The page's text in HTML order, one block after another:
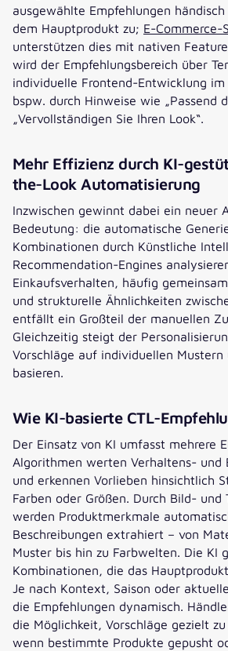
ausgewählte Empfehlungen
dem Hauptprodukt zu; E-Commerce-
unterstützen dies mit nativen
wird der Empfehlungsbereich über
individuelle Frontend-Entwicklung
bspw. durch Hinweise wie „Passend
„Vervollständigen Sie Ihren Look“.
Mehr Effizienz durch KI-
the-Look Automatisierung
Inzwischen gewinnt dabei ein neuer
Bedeutung: die automatische
Kombinationen durch Künstliche
Recommendation-Engines
Einkaufsverhalten, häufig
und strukturelle Ähnlichkeiten
entfällt ein Großteil der manuellen
Gleichzeitig steigt der
Vorschläge auf individuellen Mustern
basieren.
Wie KI-basierte CTL-
Der Einsatz von KI umfasst mehrere
Algorithmen werten Verhaltens- und
und erkennen Vorlieben hinsichtlich
Farben oder Größen. Durch Bild- und
werden Produktmerkmale
Beschreibungen extrahiert – von
Muster bis hin zu Farbwelten. Die KI
Kombinationen, die das
Je nach Kontext, Saison oder
die Empfehlungen dynamisch.
die Möglichkeit, Vorschläge gezielt
wenn bestimmte Produkte gepusht